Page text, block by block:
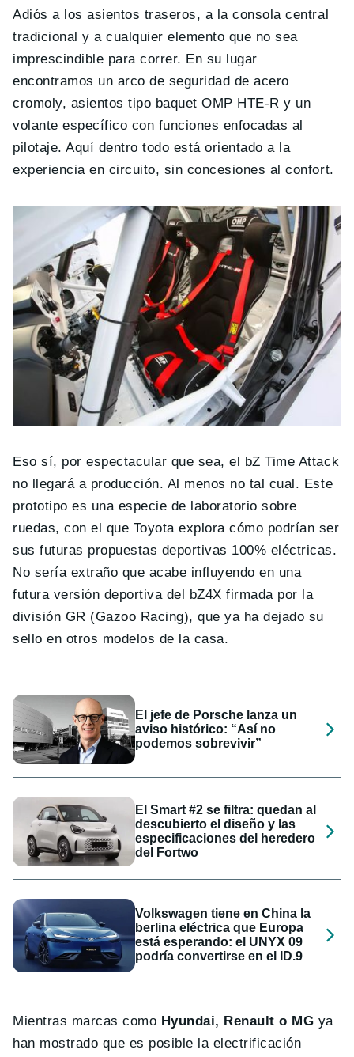
Adiós a los asientos traseros, a la consola central
tradicional y a cualquier elemento que no sea
imprescindible para correr. En su lugar
encontramos un arco de seguridad de acero
cromoly, asientos tipo baquet OMP HTE-R y un
volante específico con funciones enfocadas al
pilotaje. Aquí dentro todo está orientado a la
experiencia en circuito, sin concesiones al confort.
Eso sí, por espectacular que sea, el bZ Time Attack
no llegará a producción. Al menos no tal cual. Este
prototipo es una especie de laboratorio sobre
ruedas, con el que Toyota explora cómo podrían ser
sus futuras propuestas deportivas 100% eléctricas.
No sería extraño que acabe influyendo en una
futura versión deportiva del bZ4X firmada por la
división GR (Gazoo Racing), que ya ha dejado su
sello en otros modelos de la casa.
El jefe de Porsche lanza un
aviso histórico: “Así no
podemos sobrevivir”
El Smart #2 se filtra: quedan al
descubierto el diseño y las
especificaciones del heredero
del Fortwo
Volkswagen tiene en China la
berlina eléctrica que Europa
está esperando: el UNYX 09
podría convertirse en el ID.9
Mientras marcas como Hyundai, Renault o MG ya
han mostrado que es posible la electrificación